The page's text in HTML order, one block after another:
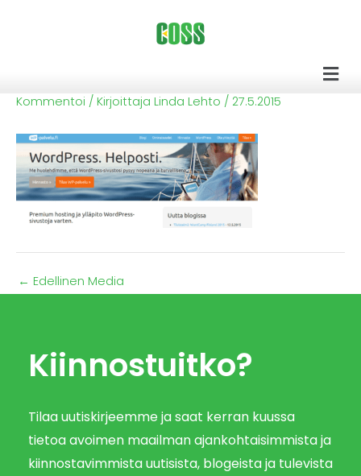
Kommentoi / Kirjoittaja Linda Lehto / 27.5.2015
← Edellinen Media
Kiinnostuitko?
Tilaa uutiskirjeemme ja saat kerran kuussa
tietoa avoimen maailman ajankohtaisimmista ja
kiinnostavimmista uutisista, blogeista ja tulevista